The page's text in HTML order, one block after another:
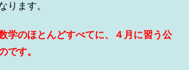
ります。
学のほとんどすべてに、
４月に習う公
です。